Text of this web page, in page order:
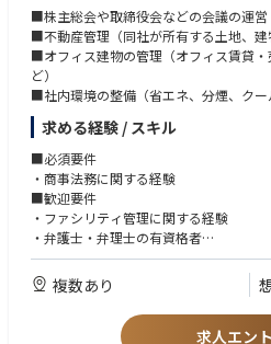
■株主総会や取締役会などの会議の運営
■不動産管理（同社が所有する土地、建
■オフィス建物の管理（オフィス賃貸
ど）
■社内環境の整備（省エネ、分煙、ク
境の整備）
■備品・機器の手配、管理（文具、机、
求める経験 / スキル
■必須要件
・商事法務に関する経験
■歓迎要件
・ファシリティ管理に関する経験
・弁護士・弁理士の有資格者
・法務業務ができる方
・不動産業界での勤務経験がある方
複数あり
求人エン